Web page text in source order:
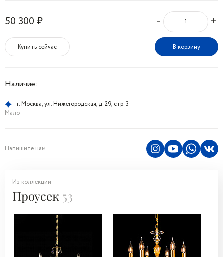
50 300 ₽ - +
Купить сейчас В корзину
Наличие:
г. Москва, ул. Нижегородская, д. 29, стр. 3
Мало
Напишите нам
Из коллекции
Проусек 53